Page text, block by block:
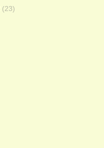
(23)